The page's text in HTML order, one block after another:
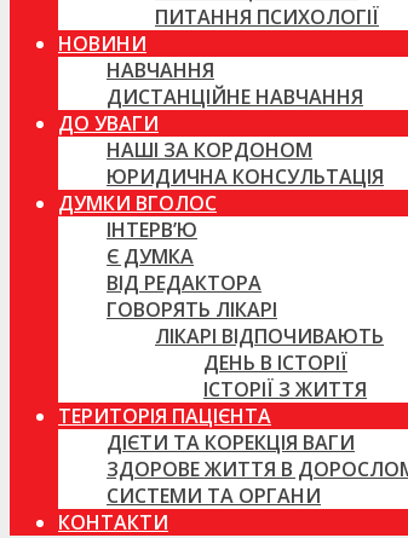
ПИТАННЯ ПСИХОЛОГІЇ
НОВИНИ
НАВЧАННЯ
ДИСТАНЦІЙНЕ НАВЧАННЯ
ДО УВАГИ
НАШІ ЗА КОРДОНОМ
ЮРИДИЧНА КОНСУЛЬТАЦІЯ
ДУМКИ ВГОЛОС
ІНТЕРВ’Ю
Є ДУМКА
ВІД РЕДАКТОРА
ГОВОРЯТЬ ЛІКАРІ
ЛІКАРІ ВІДПОЧИВАЮТЬ
ДЕНЬ В ІСТОРІЇ
ІСТОРІЇ З ЖИТТЯ
ТЕРИТОРІЯ ПАЦІЄНТА
ДІЄТИ ТА КОРЕКЦІЯ ВАГИ
ЗДОРОВЕ ЖИТТЯ В
СИСТЕМИ ТА ОРГАНИ
КОНТАКТИ